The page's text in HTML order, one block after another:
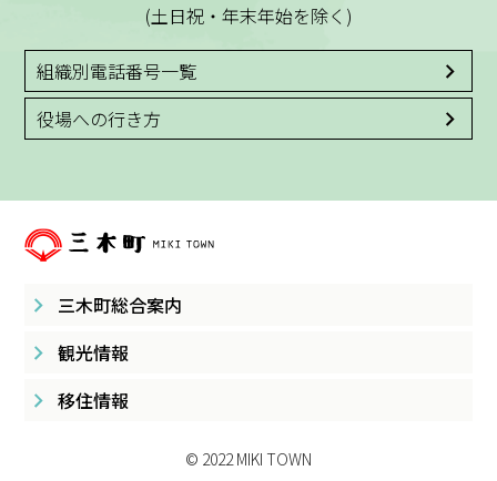
(土日祝・年末年始を除く)
組織別電話番号一覧
役場への行き方
三木町総合案内
観光情報
移住情報
© 2022 MIKI TOWN